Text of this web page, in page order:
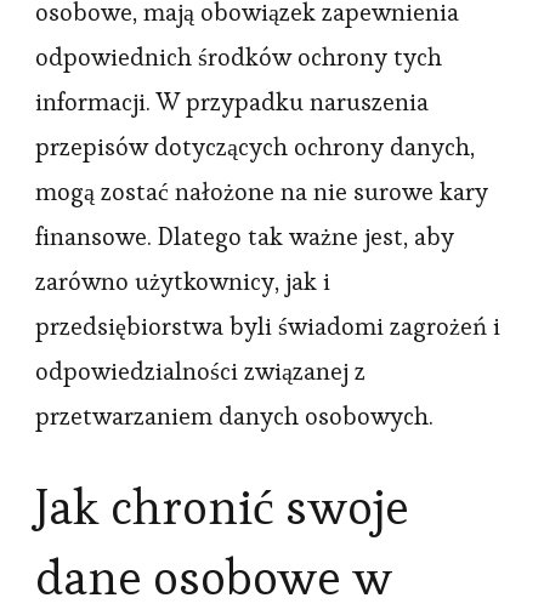
osobowe, mają obowiązek zapewnienia
odpowiednich środków ochrony tych
informacji. W przypadku naruszenia
przepisów dotyczących ochrony danych,
mogą zostać nałożone na nie surowe kary
finansowe. Dlatego tak ważne jest, aby
zarówno użytkownicy, jak i
przedsiębiorstwa byli świadomi zagrożeń i
odpowiedzialności związanej z
przetwarzaniem danych osobowych.
Jak chronić swoje
dane osobowe w